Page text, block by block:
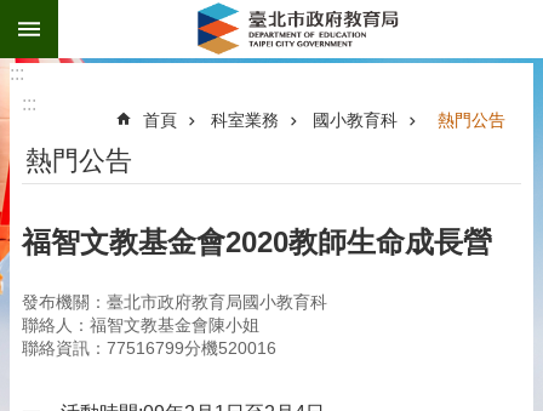
跳到主要內容區塊
:::
:::
首頁 科室業務 國小教育科 熱門公告
熱門公告
福智文教基金會2020教師生命成長營
發布機關：臺北市政府教育局國小教育科
聯絡人：福智文教基金會陳小姐
聯絡資訊：77516799分機520016